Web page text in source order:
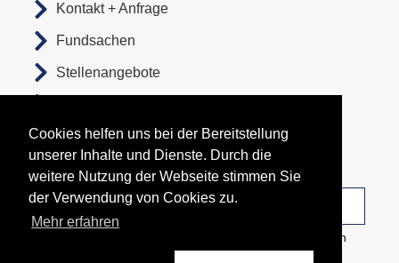
Cookies helfen uns bei der Bereitstellung
unserer Inhalte und Dienste. Durch die
weitere Nutzung der Webseite stimmen Sie
der Verwendung von Cookies zu.
Mehr erfahren
Copyright All Rights Reserved © 2026 Busunternehmen
Unsere Abfahrtsorte
Kontakt + Anfrage
Fundsachen
Stellenangebote
Datenschutz